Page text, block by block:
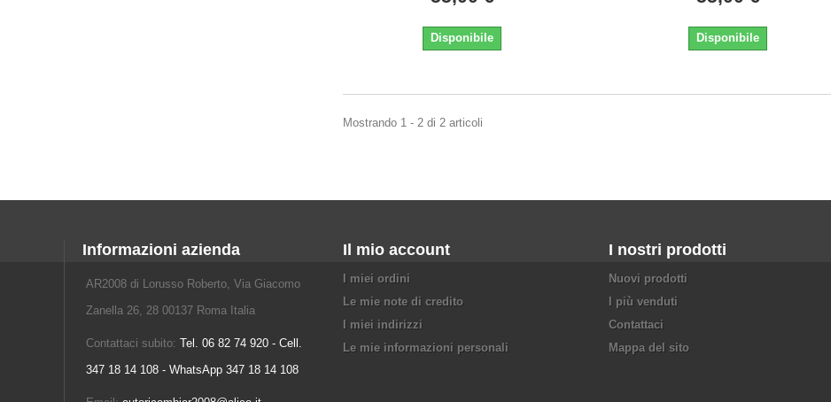
Disponibile Disponibile
Mostrando 1 - 2 di 2 articoli
Informazioni azienda
AR2008 di Lorusso Roberto, Via Giacomo
Zanella 26, 28 00137 Roma Italia
Contattaci subito: Tel. 06 82 74 920 - Cell.
347 18 14 108 - WhatsApp 347 18 14 108
Il mio account
I miei ordini
Le mie note di credito
I miei indirizzi
Le mie informazioni personali
I nostri prodotti
Nuovi prodotti
I più venduti
Contattaci
Mappa del sito